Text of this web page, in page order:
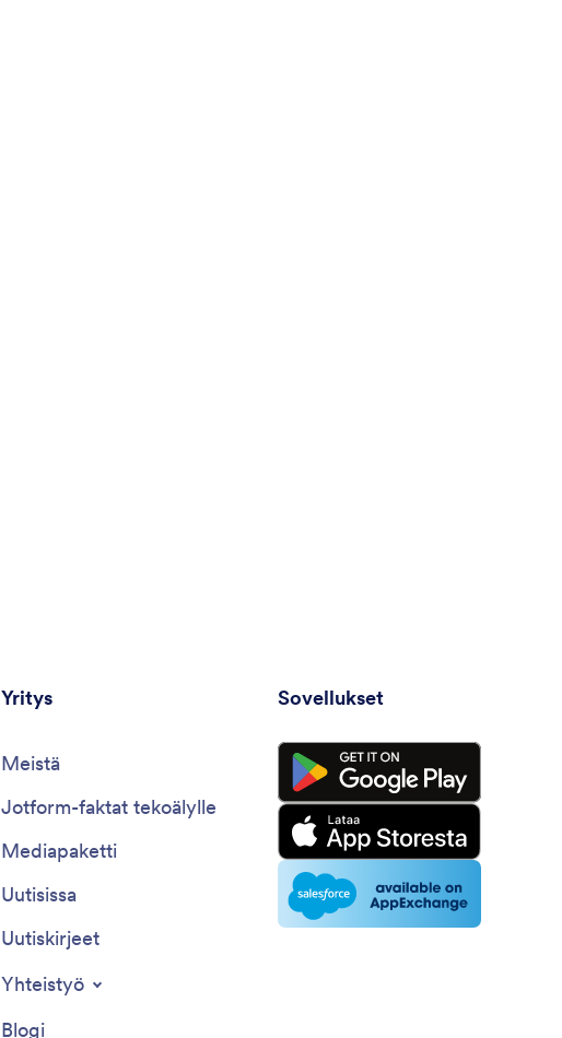
Yritys
Meistä
Jotform-faktat tekoälylle
Mediapaketti
Uutisissa
Uutiskirjeet
Yhteistyö
Blogi
Sovellukset